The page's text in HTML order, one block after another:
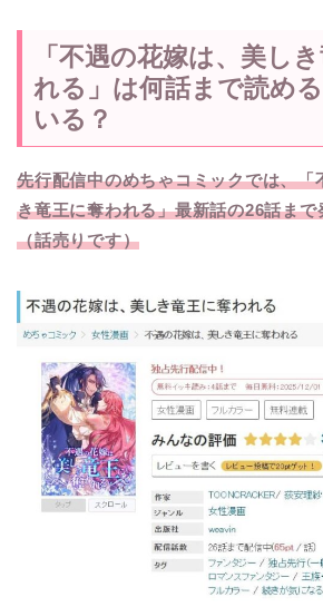
「不遇の花嫁は、美し
れる」は何話まで読め
いる？
先行配信中のめちゃコミックでは、「
き竜王に奪われる」最新話の26話ま
（話売りです）